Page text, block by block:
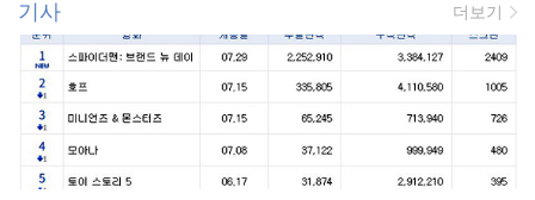
기사 더보기